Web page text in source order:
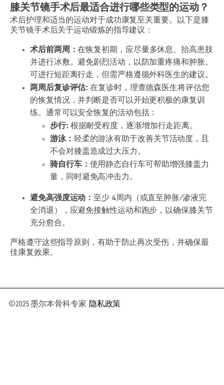
膝关节镜手术后最适合进行哪些类型的运动？
术后护理和适当的运动对于成功康复至关重要。以下是膝
关节镜手术后关于运动锻炼的指导建议：
术后前两周：在恢复初期，应尽量多休息、抬高患肢
并进行冰敷。避免剧烈活动，以防加重疼痛和肿胀。
可进行短距离行走，但需严格遵循外科医生的建议。
两周后复诊评估: 在复诊时，理查德森医生将评估您
的恢复情况，并判断是否可以开始更积极的康复训
练。通常可以安全恢复的活动包括：
步行: 根据耐受程度，逐渐增加行走距离。
游泳： 轻柔的游泳有助于改善关节活动度，且
不会对膝盖造成过大压力。
骑自行车： 使用静态自行车可帮助增强膝盖力
量，同时避免高冲击力。
避免高强度运动：至少 4周内（或直至肿胀/渗液完
全消退），应避免接触性运动和跑步，以确保膝关节
充分愈合。
严格遵守这些指导原则，有助于防止再次受伤，并确保最
佳康复效果。
©2025 墨尔本骨科专家 隐私政策